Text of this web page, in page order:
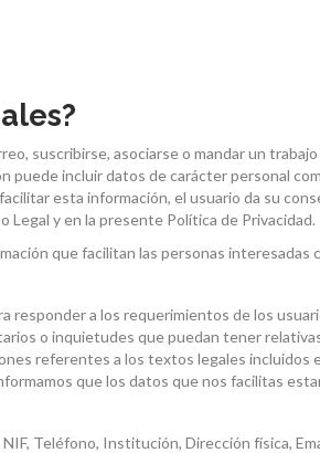
suscribirse, asociarse o mandar un
incluir datos de carácter personal
esta información, el usuario da su
Legal y en la presente Política de Privacidad.
que facilitan las personas interesadas
responder a los requerimientos de los
o inquietudes que puedan tener
referentes a los textos legales incluidos
que los datos que nos facilitas
Teléfono, Institución, Dirección física,